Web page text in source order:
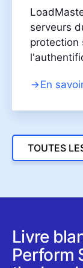
serveurs
protection
En
TOUTES
Livre
Perform